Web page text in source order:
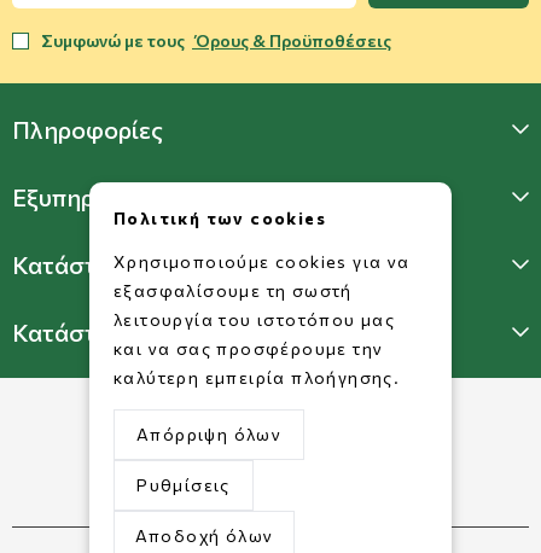
Συμφωνώ με τους Όρους & Προϋποθέσεις
Πληροφορίες
Εξυπηρέτηση Πελατών
Κατάστημα Γλυφάδας
Κατάστημα Πατησίων
Πολιτική των cookies
Χρησιμοποιούμε cookies για να
εξασφαλίσουμε τη σωστή
λειτουργία του ιστοτόπου μας
και να σας προσφέρουμε την
καλύτερη εμπειρία πλοήγησης.
Απόρριψη όλων
Ρυθμίσεις
Αποδοχή όλων